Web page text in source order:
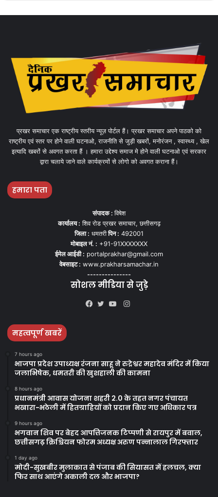
प्रखर समाचार एक राष्ट्रीय स्तरीय न्यूज़ पोर्टल हैं। प्रखर समाचार अपने पाठको को
राष्ट्रीय एवं स्तर पर होने वाली घटनाओ, राजनीति से जुड़ी खबरों, मनोरंजन , स्वास्थ्य , खेल
इत्यादि खबरों से अवगत करता हैं । हमारा उद्देश्य समाज मे होने वाली घटनाओ एवं सरकार
द्वारा चलाये जाने वाले कार्यक्रमों से लोगो को अवगत कराना हैं।
हमारा पता
संपादक :विषेश
कार्यालय : शिव रोड प्रखर समाचार, छत्तीसगढ़
जिला : धमतरीपिन : 492001
मोबाइल नं. : +91-91XXXXXXX
ईमेल आईडी : portalprakhar@gmail.com
वेबसाइट : www.prakharsamachar.in
---------------
सोशल मीडिया से जुड़े
Instagram
महत्वपूर्ण खबरें
7 hours ago
भाजपा प्रदेश उपाध्यक्ष रंजना साहू ने रुद्रेश्वर महादेव मंदिर में किया
जलाभिषेक, धमतरी की खुशहाली की कामना
8 hours ago
प्रधानमंत्री आवास योजना शहरी 2.0 के तहत नगर पंचायत
भखारा-भठेली में हितग्राहियों को प्रदान किए गए अधिकार पत्र
9 hours ago
भगवान शिव पर बेहद आपत्तिजनक टिप्पणी से रायपुर में बवाल,
छत्तीसगढ़ क्रिश्चियन फोरम अध्यक्ष अरुण पन्नालाल गिरफ्तार
1 day ago
मोदी-सुखबीर मुलाकात से पंजाब की सियासत में हलचल, क्या
फिर साथ आएंगे अकाली दल और भाजपा?